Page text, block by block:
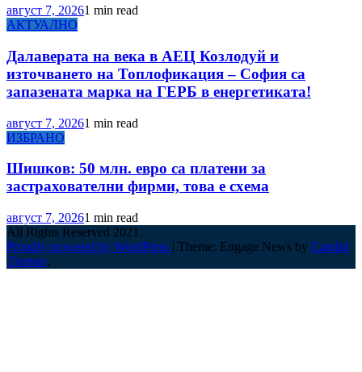
август 7, 20261 min read
АКТУАЛНО
Далаверата на века в АЕЦ Козлодуй и
източването на Топлофикация – София са
запазената марка на ГЕРБ в енергетиката!
август 7, 20261 min read
ИЗБРАНО
Шишков: 50 млн. евро са платени за
застрахователни фирми, това е схема
август 7, 20261 min read
All Rights Reserved 2021.
Proudly powered by WordPress | Theme: Engage News by Candid
Themes.